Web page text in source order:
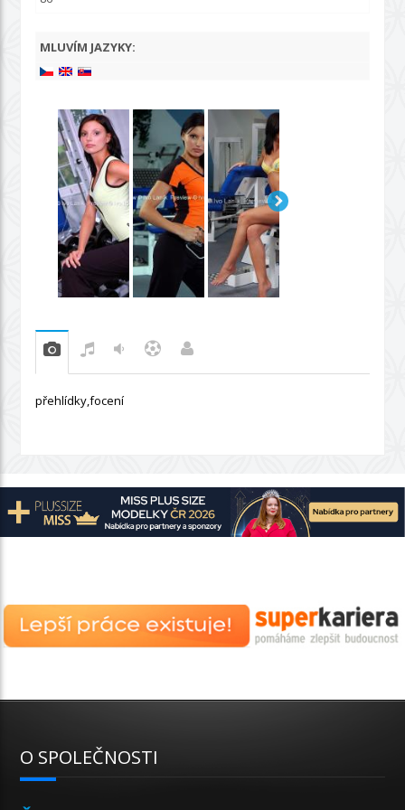
MLUVÍM JAZYKY:
přehlídky,focení
O SPOLEČNOSTI